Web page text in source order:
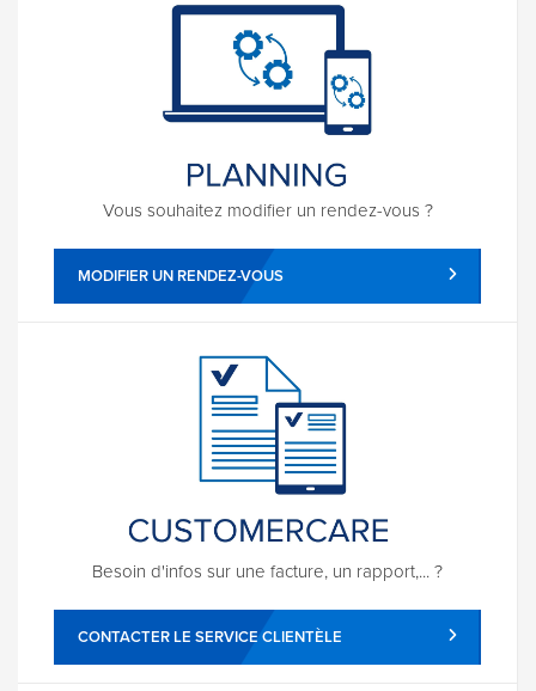
Vous souhaitez modifier un rendez-vous ?
MODIFIER UN RENDEZ-VOUS
Besoin d'infos sur une facture, un rapport,... ?
CONTACTER LE SERVICE CLIENTÈLE